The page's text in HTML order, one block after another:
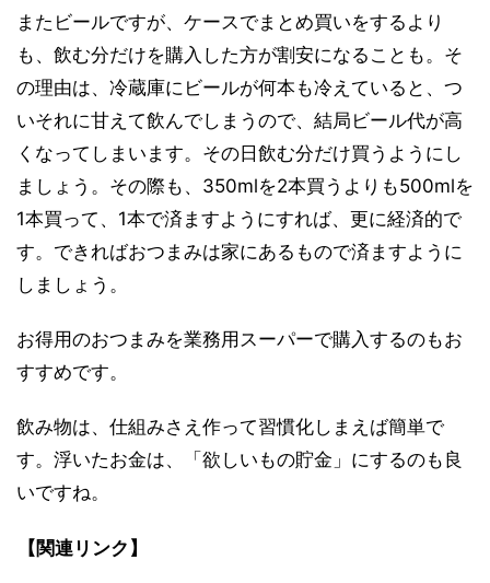
またビールですが、ケースでまとめ買いをするより
も、飲む分だけを購入した方が割安になることも。そ
の理由は、冷蔵庫にビールが何本も冷えていると、つ
いそれに甘えて飲んでしまうので、結局ビール代が高
くなってしまいます。その日飲む分だけ買うようにし
ましょう。その際も、350mlを2本買うよりも500mlを
1本買って、1本で済ますようにすれば、更に経済的で
す。できればおつまみは家にあるもので済ますように
しましょう。
お得用のおつまみを業務用スーパーで購入するのもお
すすめです。
飲み物は、仕組みさえ作って習慣化しまえば簡単で
す。浮いたお金は、「欲しいもの貯金」にするのも良
いですね。
【関連リンク】